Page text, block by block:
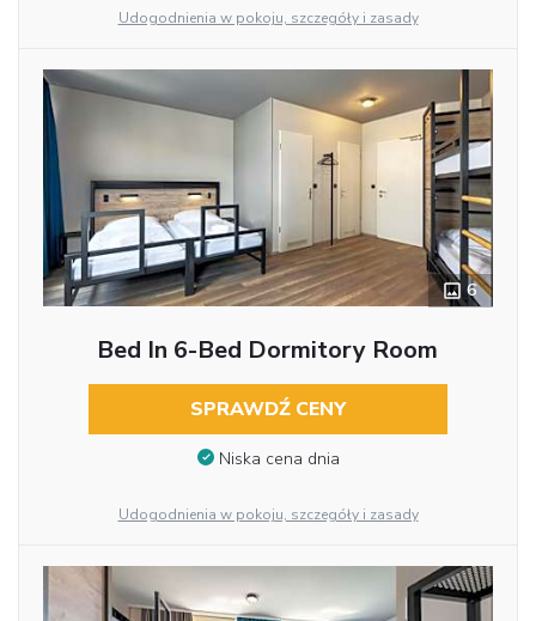
Udogodnienia w pokoju, szczegóły i zasady
6
Bed In 6-Bed Dormitory Room
SPRAWDŹ CENY
Niska cena dnia
Udogodnienia w pokoju, szczegóły i zasady